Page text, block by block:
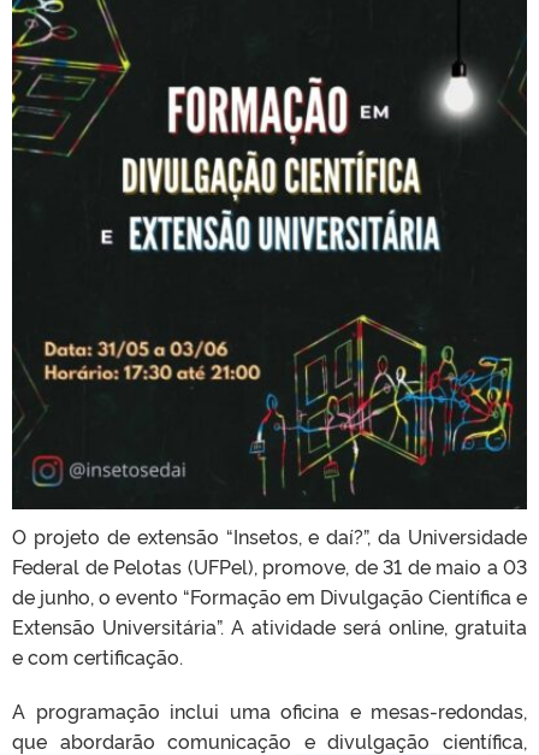
O projeto de extensão “Insetos, e daí?”, da Universidade
Federal de Pelotas (UFPel), promove, de 31 de maio a 03
de junho, o evento “Formação em Divulgação Científica e
Extensão Universitária”. A atividade será online, gratuita
e com certificação.
A programação inclui uma oficina e mesas-redondas,
que abordarão comunicação e divulgação científica,